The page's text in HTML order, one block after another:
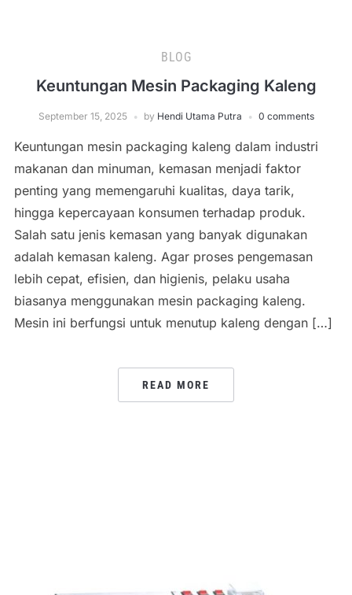
BLOG
Keuntungan Mesin Packaging Kaleng
September 15, 2025 by Hendi Utama Putra 0 comments
Keuntungan mesin packaging kaleng dalam industri
makanan dan minuman, kemasan menjadi faktor
penting yang memengaruhi kualitas, daya tarik,
hingga kepercayaan konsumen terhadap produk.
Salah satu jenis kemasan yang banyak digunakan
adalah kemasan kaleng. Agar proses pengemasan
lebih cepat, efisien, dan higienis, pelaku usaha
biasanya menggunakan mesin packaging kaleng.
Mesin ini berfungsi untuk menutup kaleng dengan […]
READ MORE